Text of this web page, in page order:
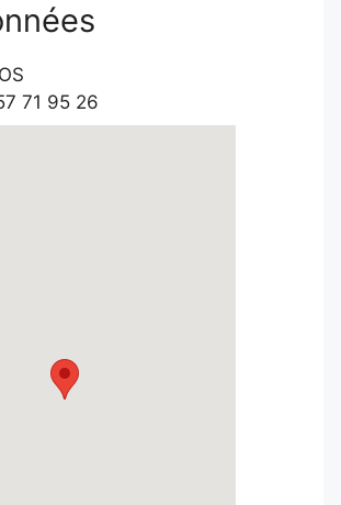
71 95 26